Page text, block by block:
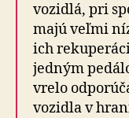
vozidlá, pri
majú veľmi
ich
jedným
vrelo
vozidla v